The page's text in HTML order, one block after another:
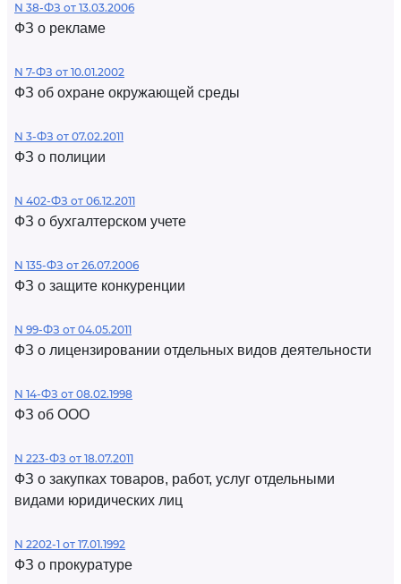
N 38-ФЗ от 13.03.2006
ФЗ о рекламе
N 7-ФЗ от 10.01.2002
ФЗ об охране окружающей среды
N 3-ФЗ от 07.02.2011
ФЗ о полиции
N 402-ФЗ от 06.12.2011
ФЗ о бухгалтерском учете
N 135-ФЗ от 26.07.2006
ФЗ о защите конкуренции
N 99-ФЗ от 04.05.2011
ФЗ о лицензировании отдельных видов деятельности
N 14-ФЗ от 08.02.1998
ФЗ об ООО
N 223-ФЗ от 18.07.2011
ФЗ о закупках товаров, работ, услуг отдельными
видами юридических лиц
N 2202-1 от 17.01.1992
ФЗ о прокуратуре